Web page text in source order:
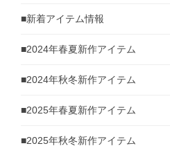
■新着アイテム情報
■2024年春夏新作アイテム
■2024年秋冬新作アイテム
■2025年春夏新作アイテム
■2025年秋冬新作アイテム